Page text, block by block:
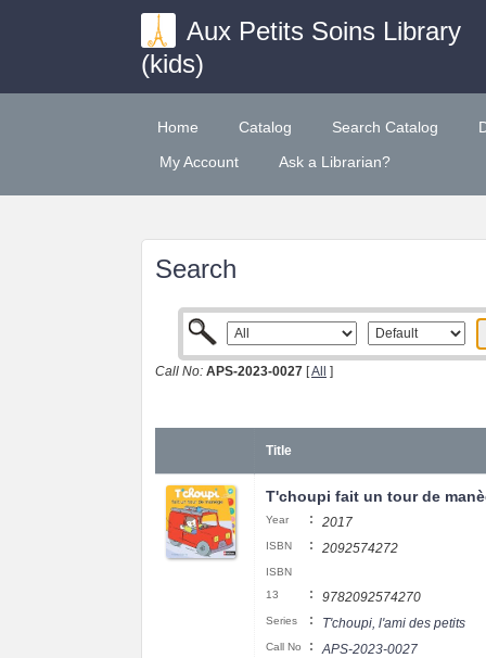
Aux Petits Soins Library
(kids)
Home Catalog Search Catalog
My Account
Ask a Librarian?
Search
Call No: APS-2023-0027 [All ]
Title
T'choupi fait un tour de
Year : 2017
ISBN : 2092574272
ISBN
13
: 9782092574270
Series : T'choupi, l'ami des petits
Call No : APS-2023-0027